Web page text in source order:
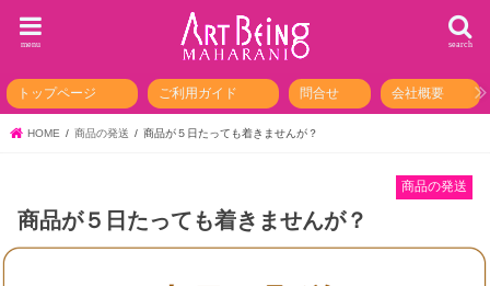
search
menu
トップページ ご利用ガイド 問合せ 会社概要
HOME 商品の発送 商品が５日たっても着きませんが？
商品の発送
商品が５日たっても着きませんが？